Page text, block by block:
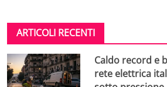
ARTICOLI RECENTI
Caldo record e
rete elettrica